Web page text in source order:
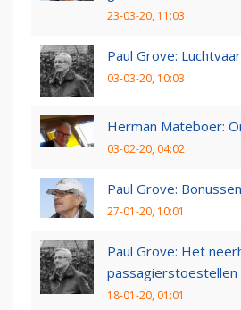
23-03-20, 11:03
Paul Grove:
03-03-20, 10:03
Herman Mateboer:
03-02-20, 04:02
Paul Grove:
27-01-20, 10:01
Paul Grove: Het
passagierstoestellen
18-01-20, 01:01